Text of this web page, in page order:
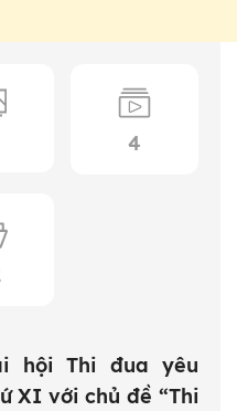
4
hội Thi đua yêu
XI với chủ đề “Thi